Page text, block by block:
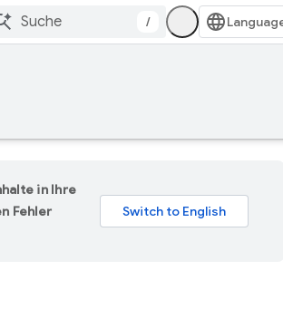
/
in Ihre
Fehler